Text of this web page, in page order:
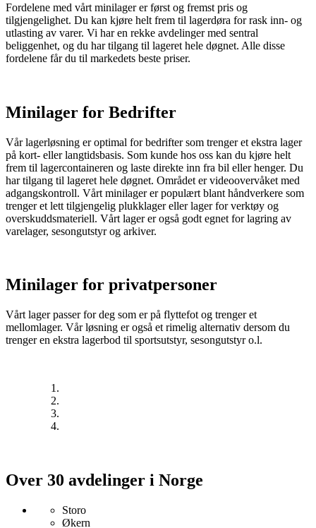
Fordelene med vårt minilager er først og fremst pris og
tilgjengelighet. Du kan kjøre helt frem til lagerdøra for rask inn- og
utlasting av varer. Vi har en rekke avdelinger med sentral
beliggenhet, og du har tilgang til lageret hele døgnet. Alle disse
fordelene får du til markedets beste priser.
Minilager for Bedrifter
Vår lagerløsning er optimal for bedrifter som trenger et ekstra lager
på kort- eller langtidsbasis. Som kunde hos oss kan du kjøre helt
frem til lagercontaineren og laste direkte inn fra bil eller henger. Du
har tilgang til lageret hele døgnet. Området er videoovervåket med
adgangskontroll. Vårt minilager er populært blant håndverkere som
trenger et lett tilgjengelig plukklager eller lager for verktøy og
overskuddsmateriell. Vårt lager er også godt egnet for lagring av
varelager, sesongutstyr og arkiver.
Minilager for privatpersoner
Vårt lager passer for deg som er på flyttefot og trenger et
mellomlager. Vår løsning er også et rimelig alternativ dersom du
trenger en ekstra lagerbod til sportsutstyr, sesongutstyr o.l.
Over 30 avdelinger i Norge
Storo
Økern